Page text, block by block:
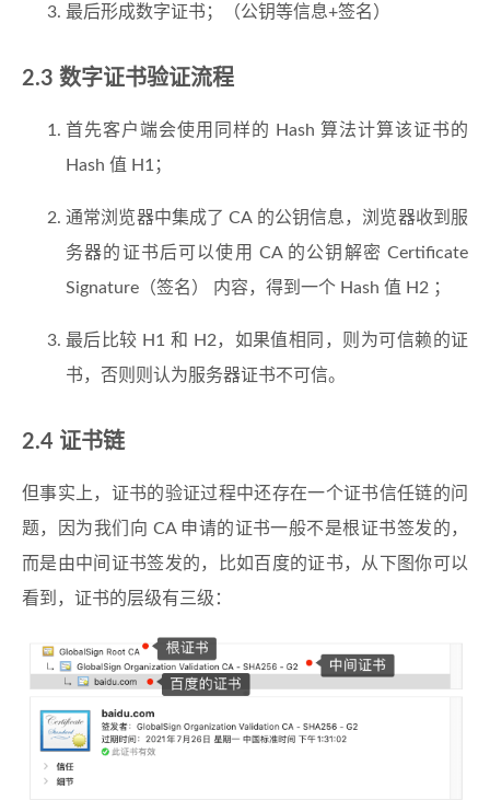
最后形成数字证书；（公钥等信息+签名）
2.3 数字证书验证流程
首先客户端会使用同样的 Hash 算法计算该证书的
Hash 值 H1；
通常浏览器中集成了 CA 的公钥信息，浏览器收到服
务器的证书后可以使用 CA 的公钥解密 Certificate
Signature（签名） 内容，得到一个 Hash 值 H2 ；
最后比较 H1 和 H2，如果值相同，则为可信赖的证
书，否则则认为服务器证书不可信。
2.4 证书链
但事实上，证书的验证过程中还存在一个证书信任链的问
题，因为我们向 CA 申请的证书一般不是根证书签发的，
而是由中间证书签发的，比如百度的证书，从下图你可以
看到，证书的层级有三级：